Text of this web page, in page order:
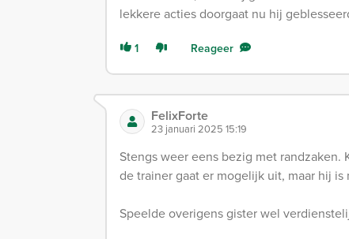
lekkere acties doorgaat nu hij
1 Reageer
FelixForte
23 januari 2025 15:19
Stengs weer eens bezig met
de trainer gaat er mogelijk uit, maar hij
Speelde overigens gister wel